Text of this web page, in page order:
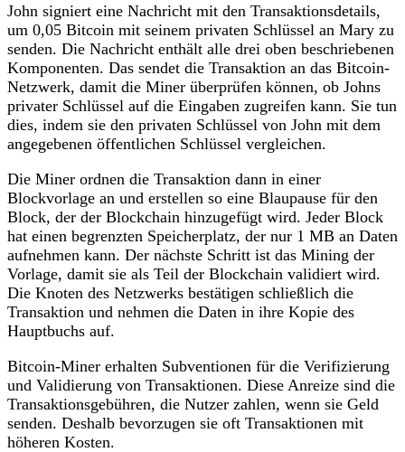
John signiert eine Nachricht mit den Transaktionsdetails,
um 0,05 Bitcoin mit seinem privaten Schlüssel an Mary zu
senden. Die Nachricht enthält alle drei oben beschriebenen
Komponenten. Das sendet die Transaktion an das Bitcoin-
Netzwerk, damit die Miner überprüfen können, ob Johns
privater Schlüssel auf die Eingaben zugreifen kann. Sie tun
dies, indem sie den privaten Schlüssel von John mit dem
angegebenen öffentlichen Schlüssel vergleichen.
Die Miner ordnen die Transaktion dann in einer
Blockvorlage an und erstellen so eine Blaupause für den
Block, der der Blockchain hinzugefügt wird. Jeder Block
hat einen begrenzten Speicherplatz, der nur 1 MB an Daten
aufnehmen kann. Der nächste Schritt ist das Mining der
Vorlage, damit sie als Teil der Blockchain validiert wird.
Die Knoten des Netzwerks bestätigen schließlich die
Transaktion und nehmen die Daten in ihre Kopie des
Hauptbuchs auf.
Bitcoin-Miner erhalten Subventionen für die Verifizierung
und Validierung von Transaktionen. Diese Anreize sind die
Transaktionsgebühren, die Nutzer zahlen, wenn sie Geld
senden. Deshalb bevorzugen sie oft Transaktionen mit
höheren Kosten.